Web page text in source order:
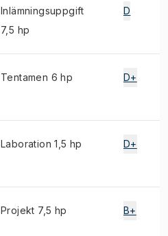
Inlämningsuppgift
7,5 hp
D
Tentamen 6 hp D+
Laboration 1,5 hp D+
Projekt 7,5 hp B+